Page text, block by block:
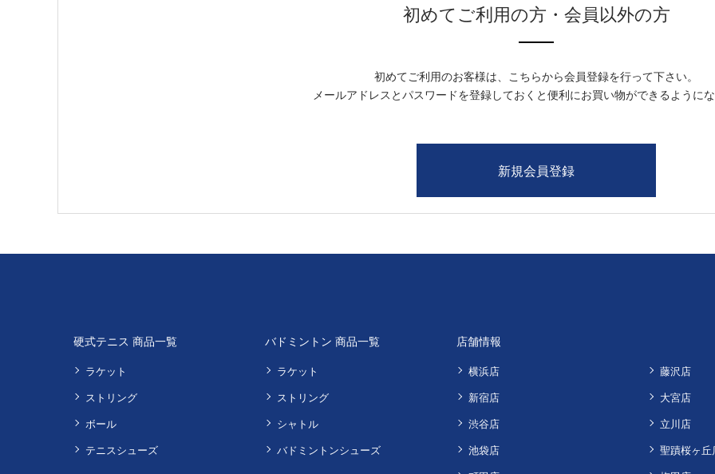
初めてご利用の方・会員以外の方
初めてご利用のお客様は、こちらから会員登録を行って下さい。
メールアドレスとパスワードを登録しておくと便利にお買い物ができるように
硬式テニス 商品一覧
ラケット
ストリング
ボール
テニスシューズ
バドミントン 商品一覧
ラケット
ストリング
シャトル
バドミントンシューズ
店舗情報
横浜店
新宿店
渋谷店
池袋店
藤沢店
大宮店
立川店
聖蹟桜ヶ丘